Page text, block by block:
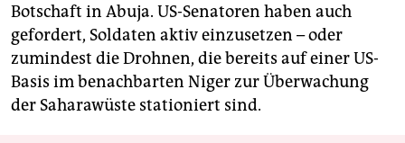
Botschaft in Abuja. US-Senatoren haben auch
gefordert, Soldaten aktiv einzusetzen – oder
zumindest die Drohnen, die bereits auf einer US-
Basis im benachbarten Niger zur Überwachung
der Saharawüste stationiert sind.